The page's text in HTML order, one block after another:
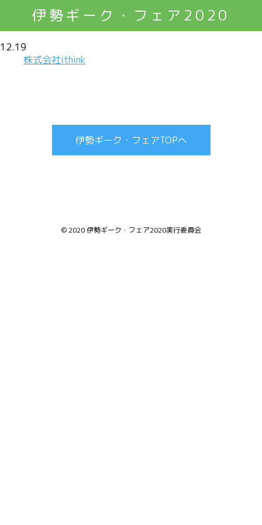
伊勢ギーク・フェア2020
12.19
株式会社ithink
伊勢ギーク・フェアTOPへ
© 2020 伊勢ギーク・フェア2020実行委員会